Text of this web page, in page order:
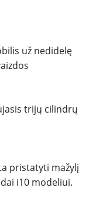
už nedidelę
trijų cilindrų
pristatyti mažylį
i10 modeliui.